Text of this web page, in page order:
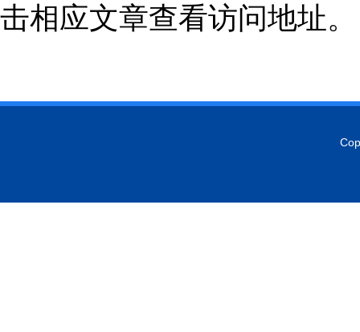
击相应文章查看访问地址。